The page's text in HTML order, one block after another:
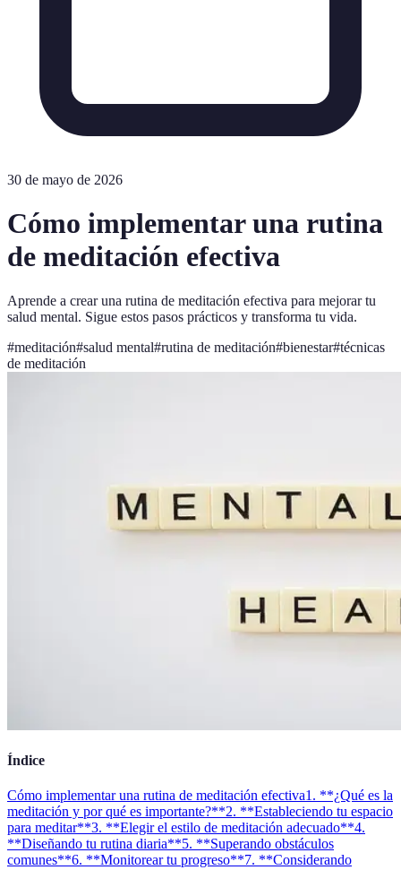
30 de mayo de 2026
Cómo implementar una rutina
de meditación efectiva
Aprende a crear una rutina de meditación efectiva para mejorar tu
salud mental. Sigue estos pasos prácticos y transforma tu vida.
#meditación#salud mental#rutina de meditación#bienestar#técnicas
de meditación
Índice
Cómo implementar una rutina de meditación efectiva1. **¿Qué es la
meditación y por qué es importante?**2. **Estableciendo tu espacio
para meditar**3. **Elegir el estilo de meditación adecuado**4.
**Diseñando tu rutina diaria**5. **Superando obstáculos
comunes**6. **Monitorear tu progreso**7. **Considerando